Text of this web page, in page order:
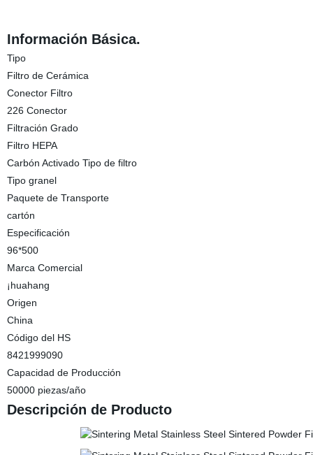
Información Básica.
Tipo
Filtro de Cerámica
Conector Filtro
226 Conector
Filtración Grado
Filtro HEPA
Carbón Activado Tipo de filtro
Tipo granel
Paquete de Transporte
cartón
Especificación
96*500
Marca Comercial
¡huahang
Origen
China
Código del HS
8421999090
Capacidad de Producción
50000 piezas/año
Descripción de Producto